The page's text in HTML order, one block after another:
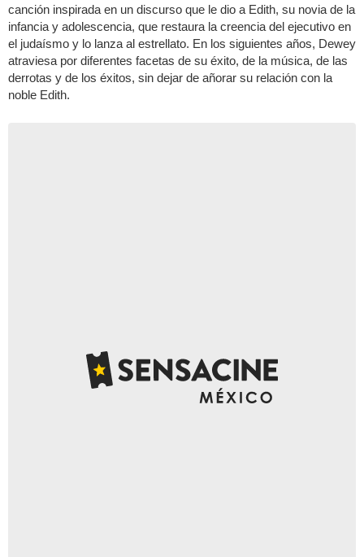
canción inspirada en un discurso que le dio a Edith, su novia de la
infancia y adolescencia, que restaura la creencia del ejecutivo en
el judaísmo y lo lanza al estrellato. En los siguientes años, Dewey
atraviesa por diferentes facetas de su éxito, de la música, de las
derrotas y de los éxitos, sin dejar de añorar su relación con la
noble Edith.